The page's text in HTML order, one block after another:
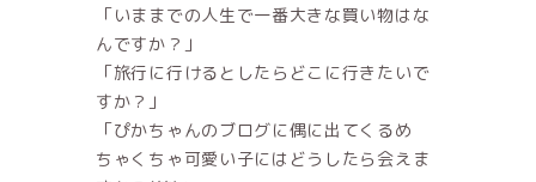
「いままでの人生で一番大きな買い物はな
んですか？」
「旅行に行けるとしたらどこに行きたいで
すか？」
「ぴかちゃんのブログに偶に出てくるめ
ちゃくちゃ可愛い子にはどうしたら会えま